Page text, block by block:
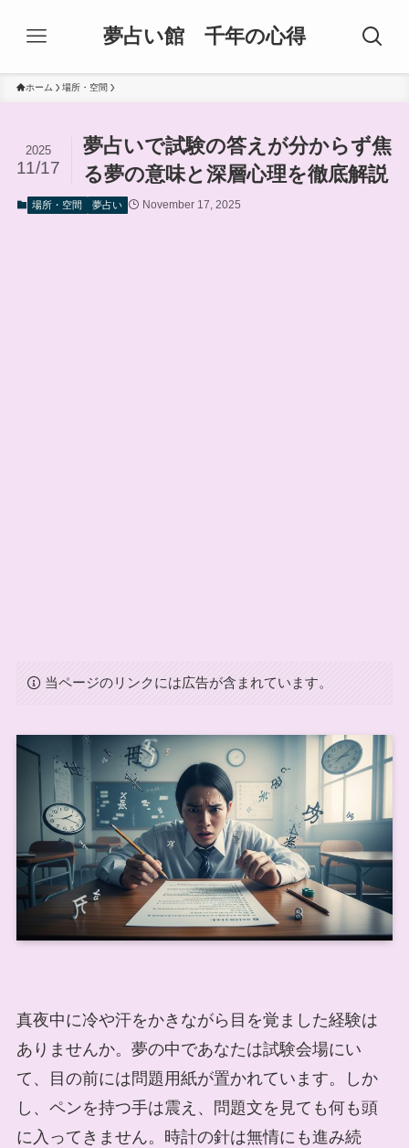
夢占い館 千年の心得
ホーム 場所・空間
夢占いで試験の答えが分からず焦
る夢の意味と深層心理を徹底解説
2025
11/17
場所・空間 夢占い November 17, 2025
当ページのリンクには広告が含まれています。
真夜中に冷や汗をかきながら目を覚ました経験は
ありませんか。夢の中であなたは試験会場にい
て、目の前には問題用紙が置かれています。しか
し、ペンを持つ手は震え、問題文を見ても何も頭
に入ってきません。時計の針は無情にも進み続